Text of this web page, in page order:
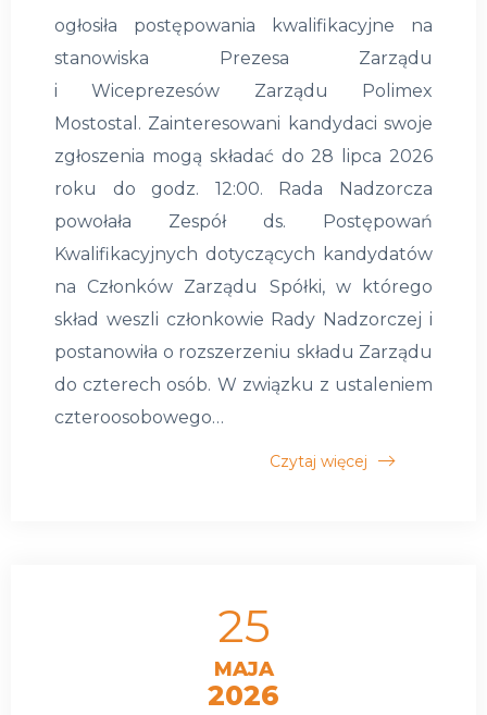
ogłosiła postępowania kwalifikacyjne na
stanowiska Prezesa Zarządu
i Wiceprezesów Zarządu Polimex
Mostostal. Zainteresowani kandydaci swoje
zgłoszenia mogą składać do 28 lipca 2026
roku do godz. 12:00. Rada Nadzorcza
powołała Zespół ds. Postępowań
Kwalifikacyjnych dotyczących kandydatów
na Członków Zarządu Spółki, w którego
skład weszli członkowie Rady Nadzorczej i
postanowiła o rozszerzeniu składu Zarządu
do czterech osób. W związku z ustaleniem
czteroosobowego…
Czytaj więcej
25
MAJA
2026